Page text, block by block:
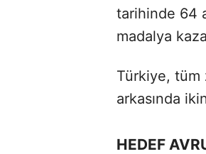
tarihinde 64
madalya
Türkiye, tüm
arkasında
HEDEF